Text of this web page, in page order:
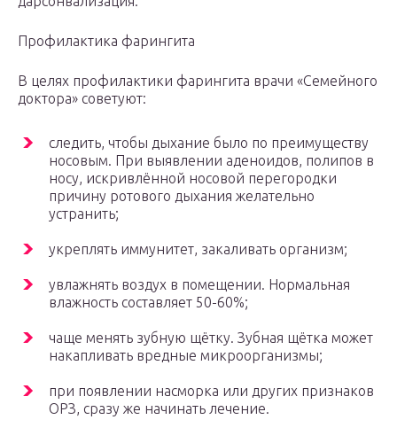
Профилактика фарингита
В целях профилактики фарингита врачи «Семейного
доктора» советуют:
следить, чтобы дыхание было по преимуществу
носовым. При выявлении аденоидов, полипов в
носу, искривлённой носовой перегородки
причину ротового дыхания желательно
устранить;
укреплять иммунитет, закаливать организм;
увлажнять воздух в помещении. Нормальная
влажность составляет 50-60%;
чаще менять зубную щётку. Зубная щётка может
накапливать вредные микроорганизмы;
при появлении насморка или других признаков
ОРЗ, сразу же начинать лечение.